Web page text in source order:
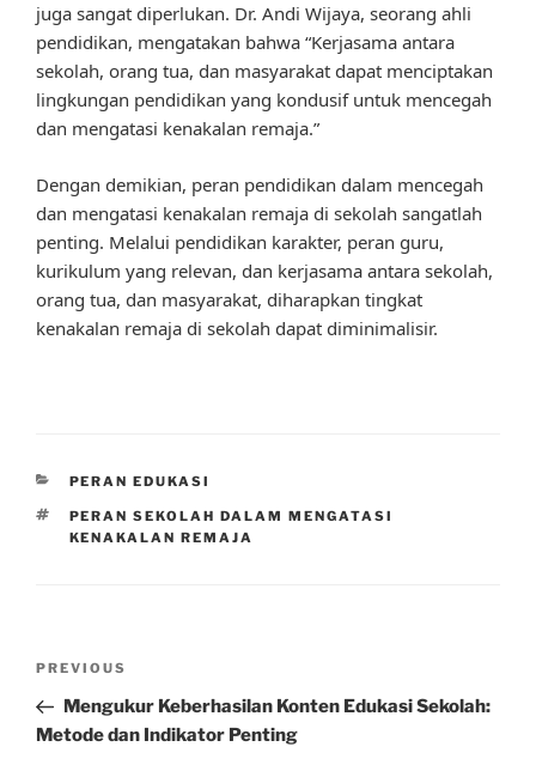
juga sangat diperlukan. Dr. Andi Wijaya, seorang ahli
pendidikan, mengatakan bahwa “Kerjasama antara
sekolah, orang tua, dan masyarakat dapat menciptakan
lingkungan pendidikan yang kondusif untuk mencegah
dan mengatasi kenakalan remaja.”
Dengan demikian, peran pendidikan dalam mencegah
dan mengatasi kenakalan remaja di sekolah sangatlah
penting. Melalui pendidikan karakter, peran guru,
kurikulum yang relevan, dan kerjasama antara sekolah,
orang tua, dan masyarakat, diharapkan tingkat
kenakalan remaja di sekolah dapat diminimalisir.
CATEGORIES
PERAN EDUKASI
TAGS
PERAN SEKOLAH DALAM MENGATASI
KENAKALAN REMAJA
Previous
Post
PREVIOUS
Mengukur Keberhasilan Konten Edukasi Sekolah:
Metode dan Indikator Penting